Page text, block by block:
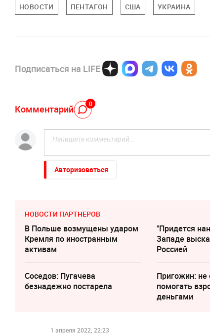
НОВОСТИ ПЕНТАГОН США УКРАИНА
Подписаться на LIFE
Комментарий 0
Авторизоваться
НОВОСТИ ПАРТНЕРОВ
В Польше возмущены ударом
Кремля по иностранным
активам
"Придется
Западе
Россией
Соседов: Пугачева
безнадежно постарела
Пригожин: не
помогать
деньгами
1 апреля 2022, 22:23